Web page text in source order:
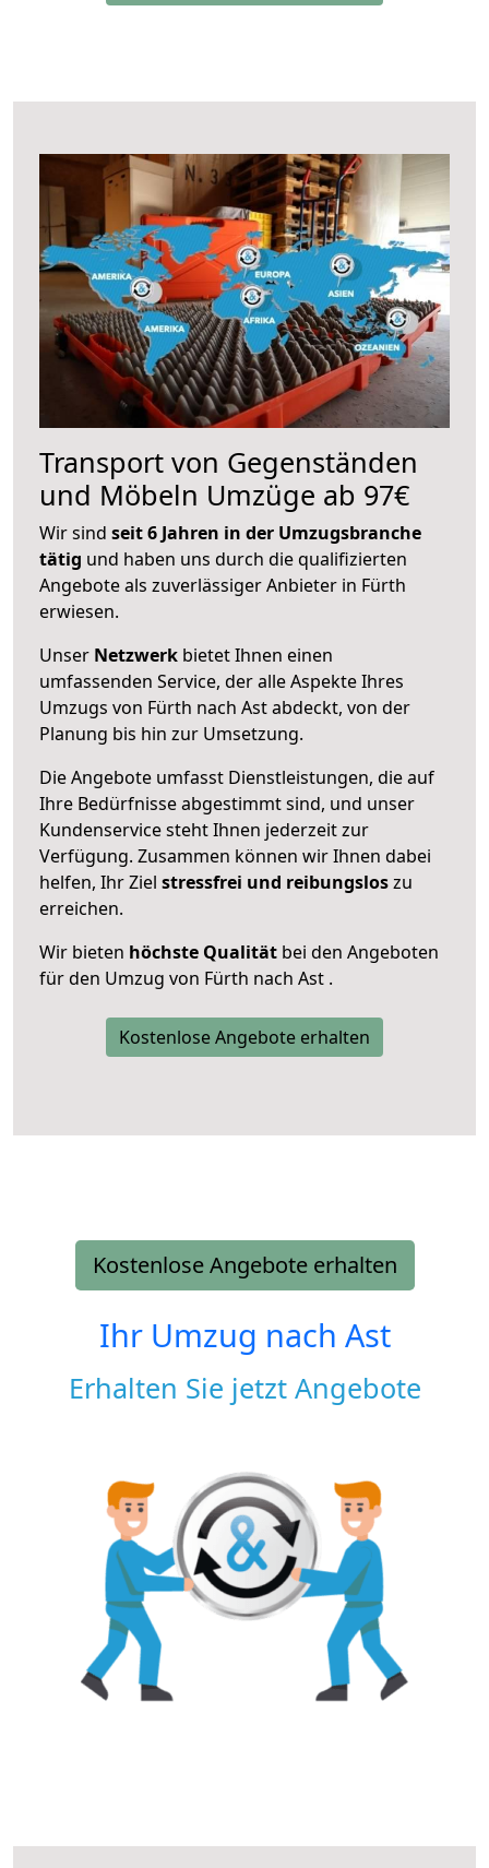
Transport von Gegenständen
und Möbeln Umzüge ab 97€
Wir sind seit 6 Jahren in der Umzugsbranche
tätig und haben uns durch die qualifizierten
Angebote als zuverlässiger Anbieter in Fürth
erwiesen.
Unser Netzwerk bietet Ihnen einen
umfassenden Service, der alle Aspekte Ihres
Umzugs von Fürth nach Ast abdeckt, von der
Planung bis hin zur Umsetzung.
Die Angebote umfasst Dienstleistungen, die auf
Ihre Bedürfnisse abgestimmt sind, und unser
Kundenservice steht Ihnen jederzeit zur
Verfügung. Zusammen können wir Ihnen dabei
helfen, Ihr Ziel stressfrei und reibungsloszu
erreichen.
Wir bieten höchste Qualität bei den Angeboten
für den Umzug von Fürth nach Ast .
Kostenlose Angebote erhalten
Kostenlose Angebote erhalten
Ihr Umzug nach Ast
Erhalten Sie jetzt Angebote